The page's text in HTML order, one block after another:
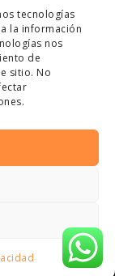
tecnologías
la información
nos
de
sitio. No
Todos